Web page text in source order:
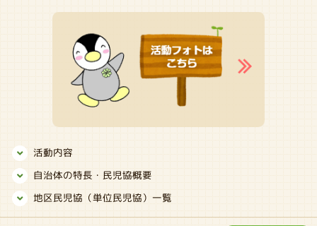
活動内容
自治体の特長・民児協概要
地区民児協（単位民児協）一覧